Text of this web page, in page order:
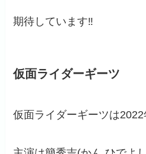
期待しています‼
仮面ライダーギーツ
仮面ライダーギーツは2022